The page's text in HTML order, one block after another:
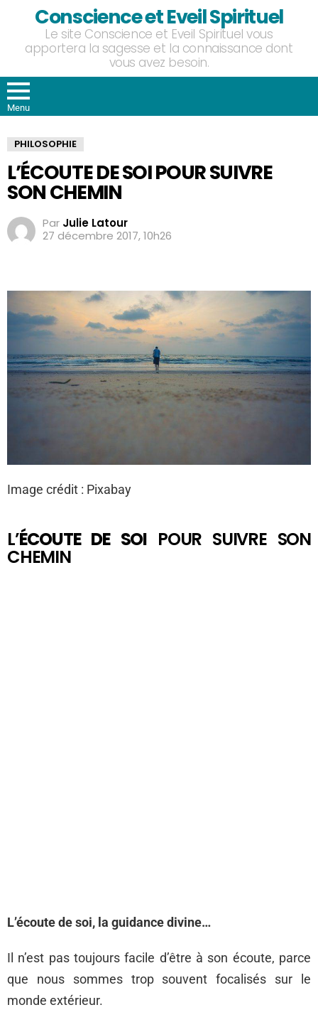
Conscience et Eveil Spirituel
Le site Conscience et Eveil Spirituel vous
apportera la sagesse et la connaissance dont
vous avez besoin.
Menu
PHILOSOPHIE
L’ÉCOUTE DE SOI POUR SUIVRE
SON CHEMIN
Par Julie Latour
27 décembre 2017, 10h26
Image crédit : Pixabay
L’ÉCOUTE DE SOI POUR SUIVRE SON
CHEMIN
L’écoute de soi, la guidance divine…
Il n’est pas toujours facile d’être à son écoute, parce
que nous sommes trop souvent focalisés sur le
monde extérieur.